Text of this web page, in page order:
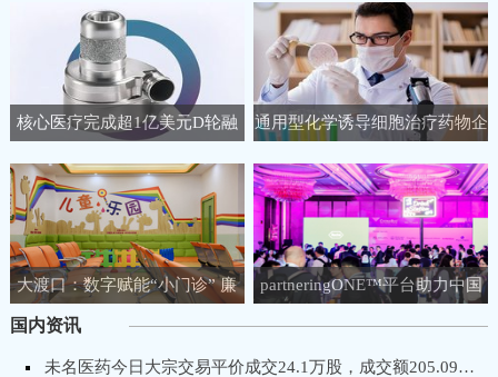
核心医疗完成超1亿美元D轮融
资，聚焦人工心脏领域
通用型化学诱导细胞治疗药物企
业睿健医药完成B+轮融资
大渡口：数字赋能“小门诊” 廉
洁守护“大健康”
partneringONE™平台助力中国
市场！
国内资讯
未名医药今日大宗交易平价成交24.1万股，成交额205.09万元